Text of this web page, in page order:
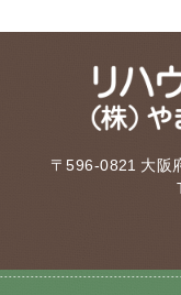
〒596-0821 大阪